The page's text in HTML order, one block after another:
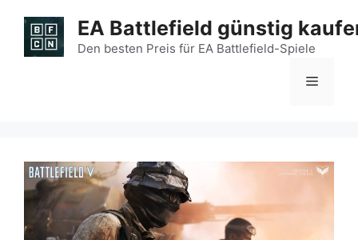
Inhalt
springen
EA Battlefield günstig
Den besten Preis für EA Battlefield-Spiele
Menü